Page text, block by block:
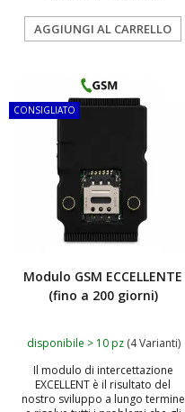
AGGIUNGI AL CARRELLO
CONSIGLIATO
Modulo GSM ECCELLENTE
(fino a 200 giorni)
disponibile > 10 pz (4 Varianti)
Il modulo di intercettazione
EXCELLENT è il risultato del
nostro sviluppo a lungo termine